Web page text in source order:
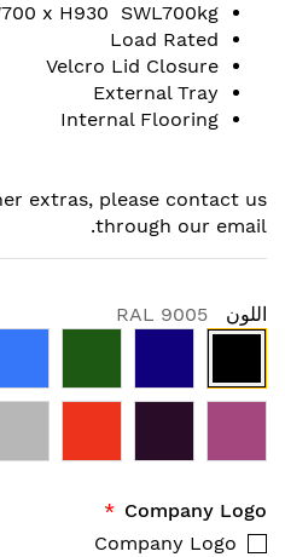
beginning
the
images
gallery
x H930 SWL700kg
Load Rated
Velcro Lid Closure
External Tray
Internal Flooring
extras, please contact us
through our email.
اللون RAL 9005
Company Logo
Company Logo